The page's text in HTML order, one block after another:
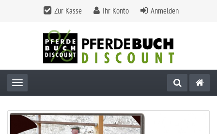
Zur Kasse Ihr Konto Anmelden
Toggle navigation